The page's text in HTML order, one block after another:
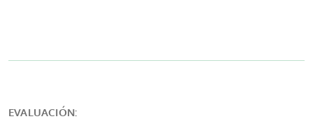
EVALUACIÓN: